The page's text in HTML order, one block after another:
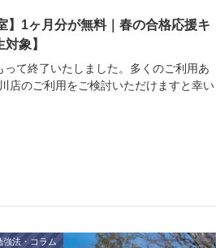
】1ヶ月分が無料｜春の合格応援キ
象】
て終了いたしました。多くのご利用あ
店のご利用をご検討いただけますと幸い
強法・コラム